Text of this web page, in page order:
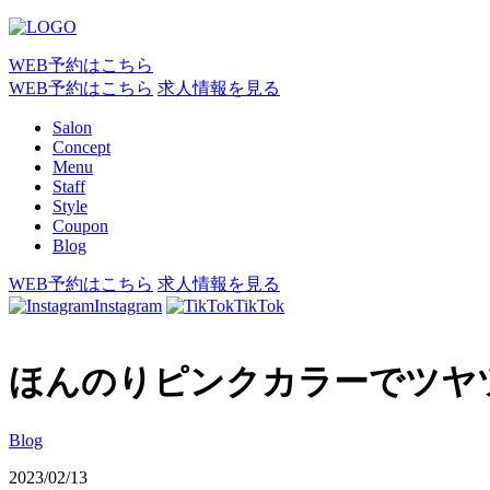
WEB予約はこちら
WEB予約はこちら 求人情報を見る
Salon
Concept
Menu
Staff
Style
Coupon
Blog
WEB予約はこちら 求人情報を見る
Instagram
TikTok
ほんのりピンクカラーでツヤ
Blog
2023/02/13